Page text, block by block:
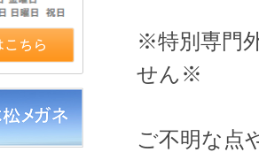
※特別専門
せん※
ご不明な点